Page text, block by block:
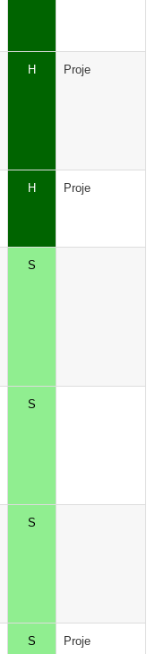
H Proje
H Proje
S
S
S
S Proje